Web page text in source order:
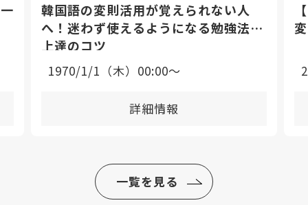
韓国語の変則活用が覚えられない人
へ！迷わず使えるようになる勉強法と
上達のコツ
1970/1/1（木）00:00〜
詳細情報
一覧を見る